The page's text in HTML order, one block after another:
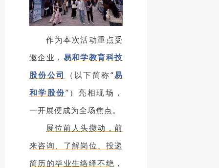
作为本次活动重点受
邀企业， 易和学教育科技
股份公司
（以下简称“易
和学股份”）亮相现场，
一开展便成为全场焦点。
展位前人头攒动，前
来咨询、了解岗位、投递
简历的毕业生络绎不绝 ，